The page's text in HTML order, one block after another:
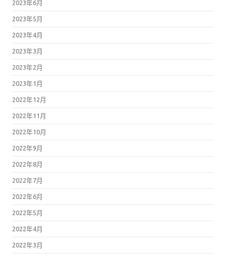
2023年6月
2023年5月
2023年4月
2023年3月
2023年2月
2023年1月
2022年12月
2022年11月
2022年10月
2022年9月
2022年8月
2022年7月
2022年6月
2022年5月
2022年4月
2022年3月